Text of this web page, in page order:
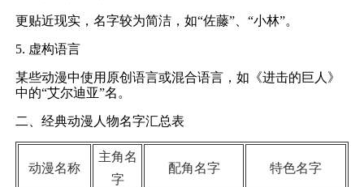
更贴近现实，名字较为简洁，如“佐藤”、“小林”。
5. 虚构语言
某些动漫中使用原创语言或混合语言，如《进击的巨人》
中的“艾尔迪亚”名。
二、经典动漫人物名字汇总表
动漫名称
主角名
字
配角名字 特色名字